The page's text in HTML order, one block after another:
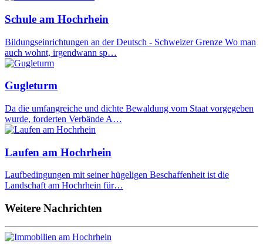
Schule am Hochrhein
Bildungseinrichtungen an der Deutsch - Schweizer Grenze Wo man
auch wohnt, irgendwann sp…
Gugleturm
Da die umfangreiche und dichte Bewaldung vom Staat vorgegeben
wurde, forderten Verbände A…
Laufen am Hochrhein
Laufbedingungen mit seiner hügeligen Beschaffenheit ist die
Landschaft am Hochrhein für…
Weitere Nachrichten